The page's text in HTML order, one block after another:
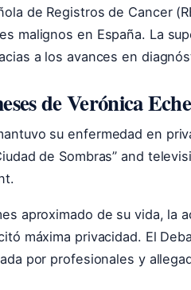
de Registros de Cancer
malignos en España. La
a los avances en
de Verónica
su enfermedad en
de Sombras” and
aproximado de su vida, la
máxima privacidad. El
por profesionales y